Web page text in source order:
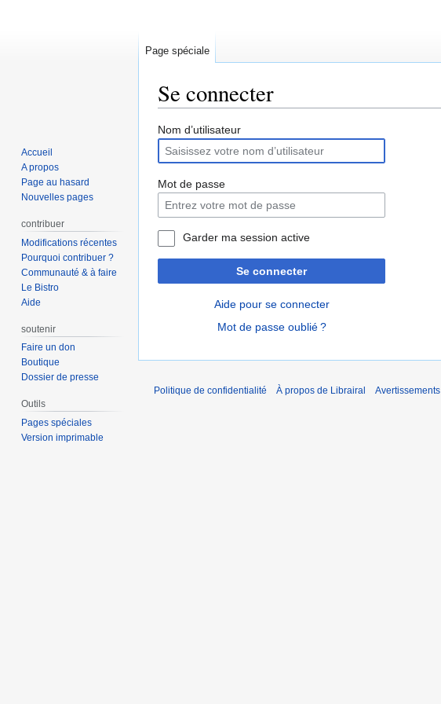
Se connecter
Aller
la
navigation
Aller
la
recherche
Nom d’utilisateur
Mot de passe
Garder ma session active
Se connecter
Aide pour se connecter
Mot de passe oublié ?
Page spéciale
Accueil
A propos
Page au hasard
Nouvelles pages
contribuer
Modifications récentes
Pourquoi contribuer ?
Communauté & à faire
Le Bistro
Aide
soutenir
Faire un don
Boutique
Dossier de presse
Outils
Pages spéciales
Version imprimable
Politique de confidentialité À propos de Librairal Avertissements